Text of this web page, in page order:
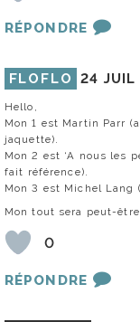
RÉPONDRE
FLOFLO 24
Hello,
Mon 1 est Martin Parr
jaquette).
Mon 2 est ‘A nous les
fait référence).
Mon 3 est Michel Lang
Mon tout sera peut-
0
RÉPONDRE